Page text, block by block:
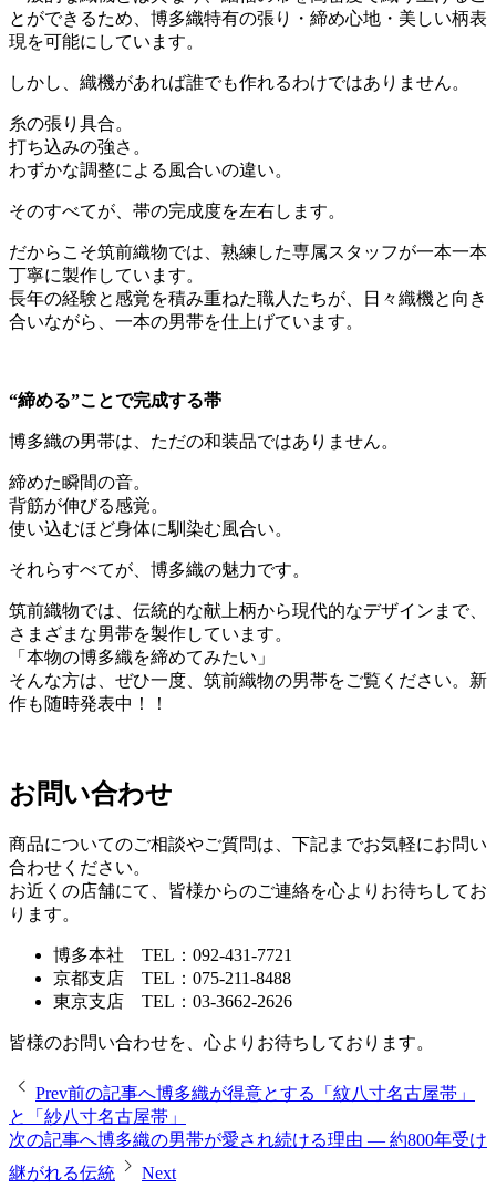
とができるため、博多織特有の張り・締め心地・美しい柄表
現を可能にしています。
しかし、織機があれば誰でも作れるわけではありません。
糸の張り具合。
打ち込みの強さ。
わずかな調整による風合いの違い。
そのすべてが、帯の完成度を左右します。
だからこそ筑前織物では、熟練した専属スタッフが一本一本
丁寧に製作しています。
長年の経験と感覚を積み重ねた職人たちが、日々織機と向き
合いながら、一本の男帯を仕上げています。
“締める”ことで完成する帯
博多織の男帯は、ただの和装品ではありません。
締めた瞬間の音。
背筋が伸びる感覚。
使い込むほど身体に馴染む風合い。
それらすべてが、博多織の魅力です。
筑前織物では、伝統的な献上柄から現代的なデザインまで、
さまざまな男帯を製作しています。
「本物の博多織を締めてみたい」
そんな方は、ぜひ一度、筑前織物の男帯をご覧ください。新
作も随時発表中！！
お問い合わせ
商品についてのご相談やご質問は、下記までお気軽にお問い
合わせください。
お近くの店舗にて、皆様からのご連絡を心よりお待ちしてお
ります。
博多本社 TEL：092-431-7721
京都支店 TEL：075-211-8488
東京支店 TEL：03-3662-2626
皆様のお問い合わせを、心よりお待ちしております。
Prev前の記事へ博多織が得意とする「紋八寸名古屋帯」
と「紗八寸名古屋帯」
次の記事へ博多織の男帯が愛され続ける理由 ― 約800年受け
継がれる伝統
Next